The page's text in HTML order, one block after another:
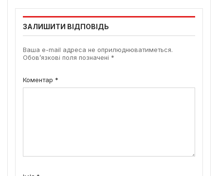
ЗАЛИШИТИ ВІДПОВІДЬ
Ваша e-mail адреса не оприлюднюватиметься.
Обов’язкові поля позначені *
Коментар *